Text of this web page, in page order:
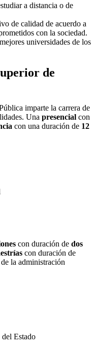
a distancia o de
de calidad de acuerdo a
con la sociedad.
universidades de los
de
imparte la carrera de
Una presencial con
con una duración de 12
con duración de dos
con duración de
la administración
Estado